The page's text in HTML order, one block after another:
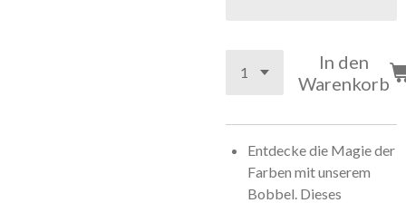
In den
Warenkorb
Entdecke die Magie der
Farben mit unserem
Bobbel. Dieses